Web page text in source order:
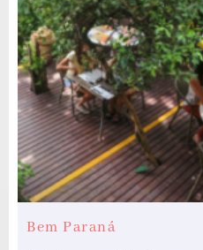
Bem Paraná